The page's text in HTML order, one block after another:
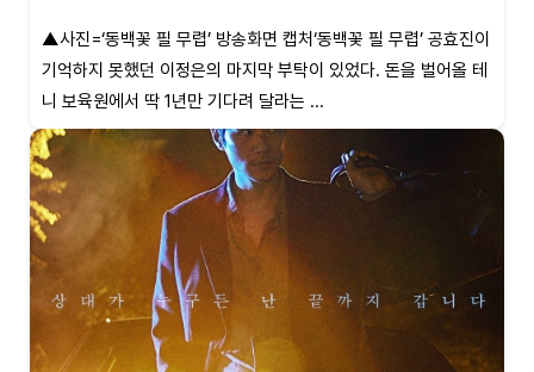
▲사진=‘동백꽃 필 무렵’ 방송화면 캡처‘동백꽃 필 무렵’ 공효진이
기억하지 못했던 이정은의 마지막 부탁이 있었다. 돈을 벌어올 테
니 보육원에서 딱 1년만 기다려 달라는 ...